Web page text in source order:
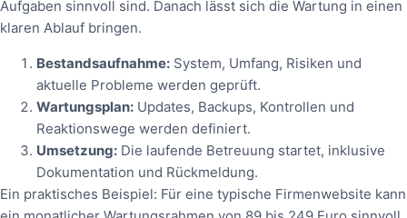
Aufgaben sinnvoll sind. Danach lässt sich die Wartung in einen
klaren Ablauf bringen.
Bestandsaufnahme: System, Umfang, Risiken und
aktuelle Probleme werden geprüft.
Wartungsplan: Updates, Backups, Kontrollen und
Reaktionswege werden definiert.
Umsetzung: Die laufende Betreuung startet, inklusive
Dokumentation und Rückmeldung.
Ein praktisches Beispiel: Für eine typische Firmenwebsite kann